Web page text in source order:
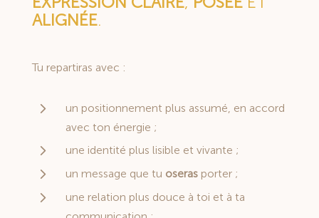
ALIGNÉE.
Tu repartiras avec :
5
un positionnement plus assumé, en accord
avec ton énergie ;
5 une identité plus lisible et vivante ;
5 un message que tu oserasporter ;
5
une relation plus douce à toi et à ta